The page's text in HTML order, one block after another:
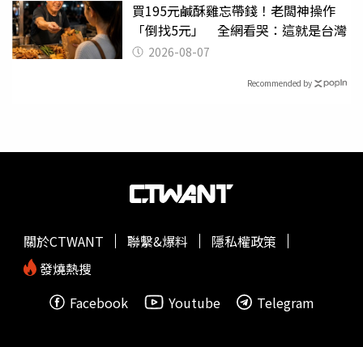
買195元鹹酥雞忘帶錢！老闆神操作
「倒找5元」 全網看哭：這就是台灣
2026-08-07
Recommended by
關於CTWANT 聯繫&爆料
隱私權政策
發燒熱搜
Facebook
Youtube Telegram